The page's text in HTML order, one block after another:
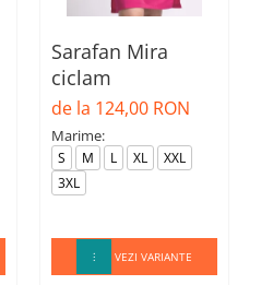
Sarafan Mira
ciclam
de la 124,00 RON
Marime:
S M L XL
XXL
3XL
VEZI VARIANTE